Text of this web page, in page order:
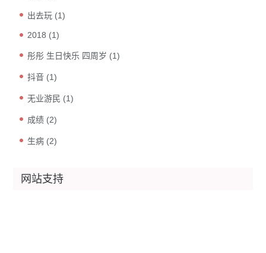
出去玩 (1)
2018 (1)
彤彤 生日快乐 四周岁 (1)
抖音 (1)
无业游民 (1)
成绩 (2)
生病 (2)
网站支持